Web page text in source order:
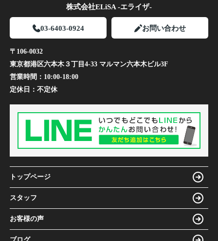
株式会社ELiSA -エライザ-
03-6403-0924 お問い合わせ
〒106-0032
東京都港区六本木３丁目4-33 マルマン六本木ビル3F
営業時間： 10:00-18:00
定休日： 不定休
トップページ
スタッフ
お客様の声